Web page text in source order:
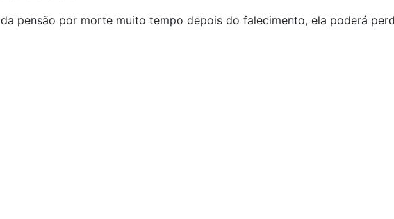
pensão por morte muito tempo depois do falecimento, ela poderá